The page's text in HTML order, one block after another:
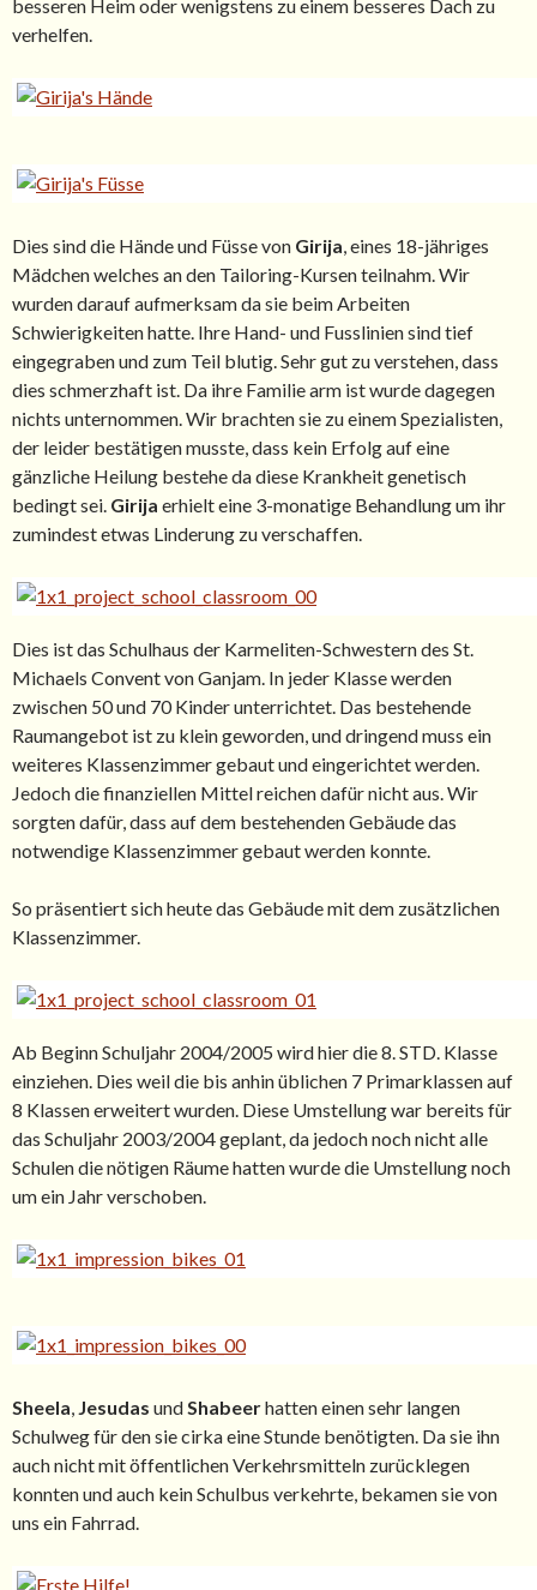
besseren Heim oder wenigstens zu einem besseres Dach zu
verhelfen.
Dies sind die Hände und Füsse von Girija, eines 18-jähriges
Mädchen welches an den Tailoring-Kursen teilnahm. Wir
wurden darauf aufmerksam da sie beim Arbeiten
Schwierigkeiten hatte. Ihre Hand- und Fusslinien sind tief
eingegraben und zum Teil blutig. Sehr gut zu verstehen, dass
dies schmerzhaft ist. Da ihre Familie arm ist wurde dagegen
nichts unternommen. Wir brachten sie zu einem Spezialisten,
der leider bestätigen musste, dass kein Erfolg auf eine
gänzliche Heilung bestehe da diese Krankheit genetisch
bedingt sei. Girija erhielt eine 3-monatige Behandlung um ihr
zumindest etwas Linderung zu verschaffen.
Dies ist das Schulhaus der Karmeliten-Schwestern des St.
Michaels Convent von Ganjam. In jeder Klasse werden
zwischen 50 und 70 Kinder unterrichtet. Das bestehende
Raumangebot ist zu klein geworden, und dringend muss ein
weiteres Klassenzimmer gebaut und eingerichtet werden.
Jedoch die finanziellen Mittel reichen dafür nicht aus. Wir
sorgten dafür, dass auf dem bestehenden Gebäude das
notwendige Klassenzimmer gebaut werden konnte.
So präsentiert sich heute das Gebäude mit dem zusätzlichen
Klassenzimmer.
Ab Beginn Schuljahr 2004/2005 wird hier die 8. STD. Klasse
einziehen. Dies weil die bis anhin üblichen 7 Primarklassen auf
8 Klassen erweitert wurden. Diese Umstellung war bereits für
das Schuljahr 2003/2004 geplant, da jedoch noch nicht alle
Schulen die nötigen Räume hatten wurde die Umstellung noch
um ein Jahr verschoben.
Sheela, Jesudas undShabeerhatten einen sehr langen
Schulweg für den sie cirka eine Stunde benötigten. Da sie ihn
auch nicht mit öffentlichen Verkehrsmitteln zurücklegen
konnten und auch kein Schulbus verkehrte, bekamen sie von
uns ein Fahrrad.